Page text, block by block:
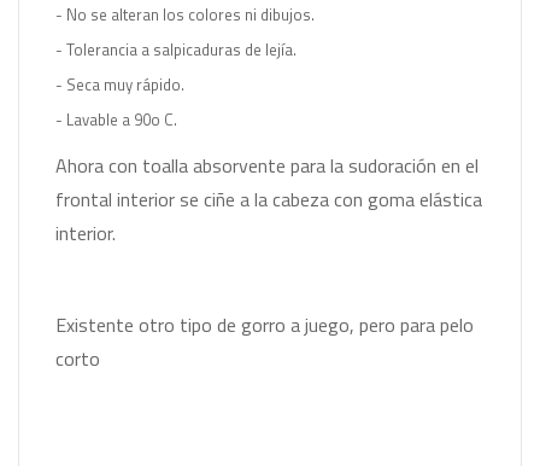
- No se alteran los colores ni dibujos.
- Tolerancia a salpicaduras de lejía.
- Seca muy rápido.
- Lavable a 90o C.
Ahora con toalla absorvente para la sudoración en el
frontal interior se ciñe a la cabeza con goma elástica
interior.
Existente otro tipo de gorro a juego, pero para pelo
corto